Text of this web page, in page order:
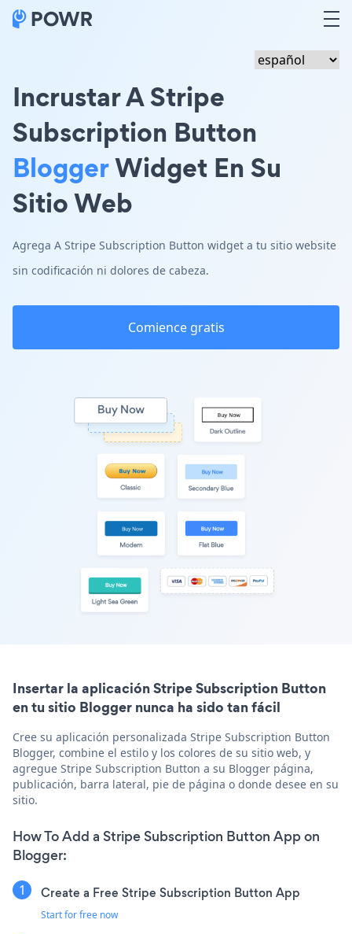
Incrustar A Stripe
Subscription Button
BloggerWidget En Su
Sitio Web
Agrega A Stripe Subscription Button widget a tu sitio website
sin codificación ni dolores de cabeza.
Comience gratis
Insertar la aplicación Stripe Subscription Button
en tu sitio Blogger nunca ha sido tan fácil
Cree su aplicación personalizada Stripe Subscription Button
Blogger, combine el estilo y los colores de su sitio web, y
agregue Stripe Subscription Button a su Blogger página,
publicación, barra lateral, pie de página o donde desee en su
sitio.
How To Add a Stripe Subscription Button App on
Blogger:
Create a Free Stripe Subscription Button App
Start for free now